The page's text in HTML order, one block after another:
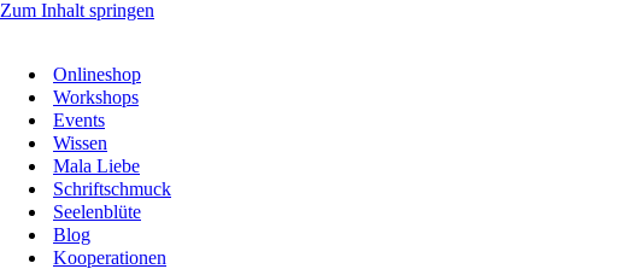
Zum Inhalt springen
Onlineshop
Workshops
Events
Wissen
Mala Liebe
Schriftschmuck
Seelenblüte
Blog
Kooperationen